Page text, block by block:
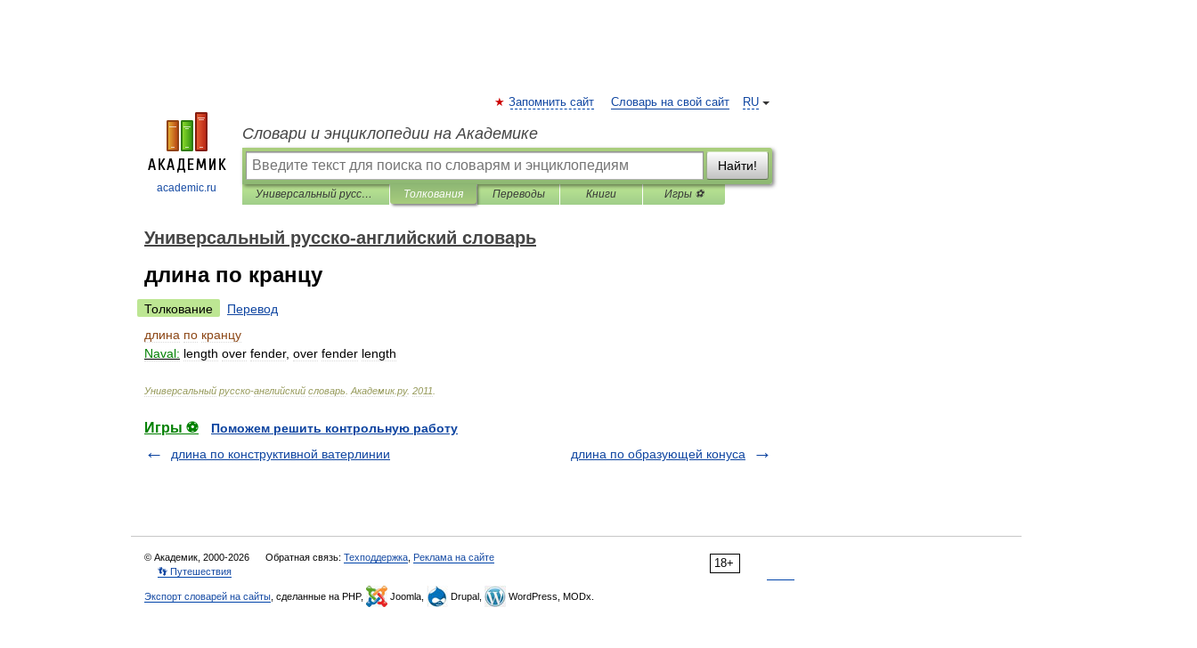
academic.ru
RU
Запомнить сайт Словарь на свой сайт
Словари и энциклопедии на Академике
Найти!
Универсальный русско-английский словарь Толкования Переводы Книги Игры ⚽
Универсальный русско-английский словарь
длина по кранцу
Толкование
Перевод
длина по кранцу
Naval: length over fender, over fender length
Универсальный русско-английский словарь Академик.ру. 2011
Игры ⚽
Поможем решить контрольную работу
длина по конструктивной ватерлинии
длина по образующей конуса
18+
© Академик, 2000-2026 Обратная связь: Техподдержка Реклама на сайте
👣 Путешествия
Экспорт словарей на сайты , сделанные на PHP, Joomla, Drupal, WordPress, MODx.